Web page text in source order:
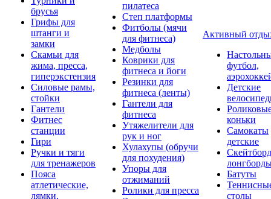
брусья
Грифы для
штанги и
замки
Скамьи для
жима, пресса,
гиперэкстензия
Силовые рамы,
стойки
Гантели
Фитнес
станции
Гири
Ручки и тяги
для тренажеров
Пояса
атлетические,
лямки,
пилатеса
Степ платформы
Фитболы (мячи
для фитнеса)
Медболы
Коврики для
фитнеса и йоги
Резинки для
фитнеса (ленты)
Гантели для
фитнеса
Утяжелители для
рук и ног
Хулахупы (обручи
для похудения)
Упоры для
отжиманий
Ролики для пресса
Активный
футбол,
Детские
коньки
Самокаты
детские
Батуты
столы